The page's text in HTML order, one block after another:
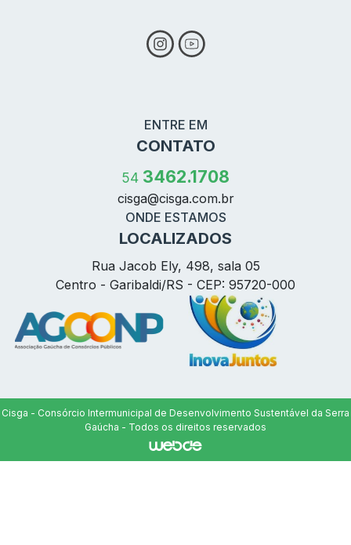
ENTRE EM
CONTATO
54 3462.1708
cisga@cisga.com.br
ONDE ESTAMOS
LOCALIZADOS
Rua Jacob Ely, 498, sala 05
Centro - Garibaldi/RS - CEP: 95720-000
Cisga - Consórcio Intermunicipal de Desenvolvimento Sustentável da Serra
Gaúcha - Todos os direitos reservados